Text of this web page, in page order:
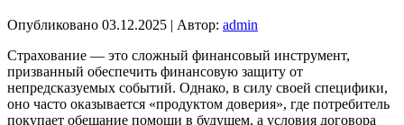
Опубликовано 03.12.2025 | Автор: admin
Страхование — это сложный финансовый инструмент,
призванный обеспечить финансовую защиту от
непредсказуемых событий. Однако, в силу своей специфики,
оно часто оказывается «продуктом доверия», где потребитель
покупает обещание помощи в будущем, а условия договора